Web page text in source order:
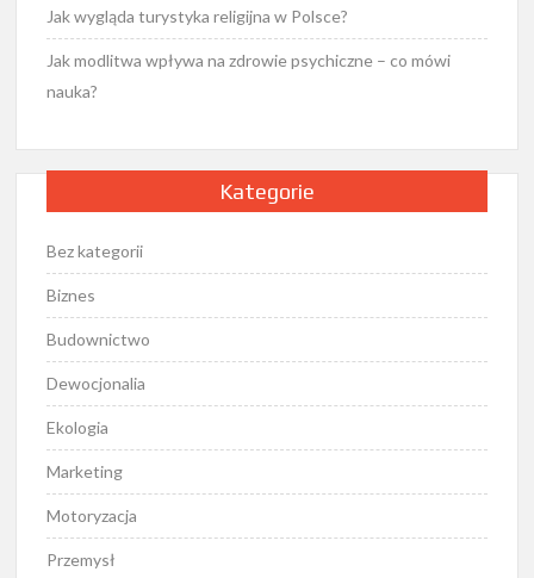
Jak wygląda turystyka religijna w Polsce?
Jak modlitwa wpływa na zdrowie psychiczne – co mówi
nauka?
Kategorie
Bez kategorii
Biznes
Budownictwo
Dewocjonalia
Ekologia
Marketing
Motoryzacja
Przemysł